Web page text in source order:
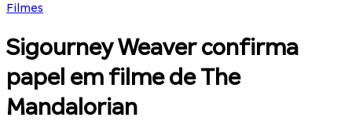
Filmes
Sigourney Weaver confirma
papel em filme de The
Mandalorian